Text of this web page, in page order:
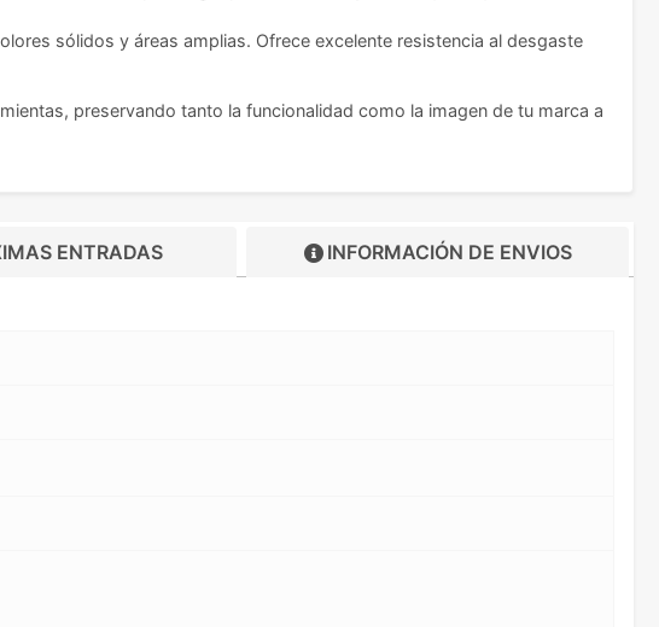
sólidos y áreas amplias. Ofrece excelente resistencia al desgaste
preservando tanto la funcionalidad como la imagen de tu marca a
ENTRADAS INFORMACIÓN DE ENVIOS